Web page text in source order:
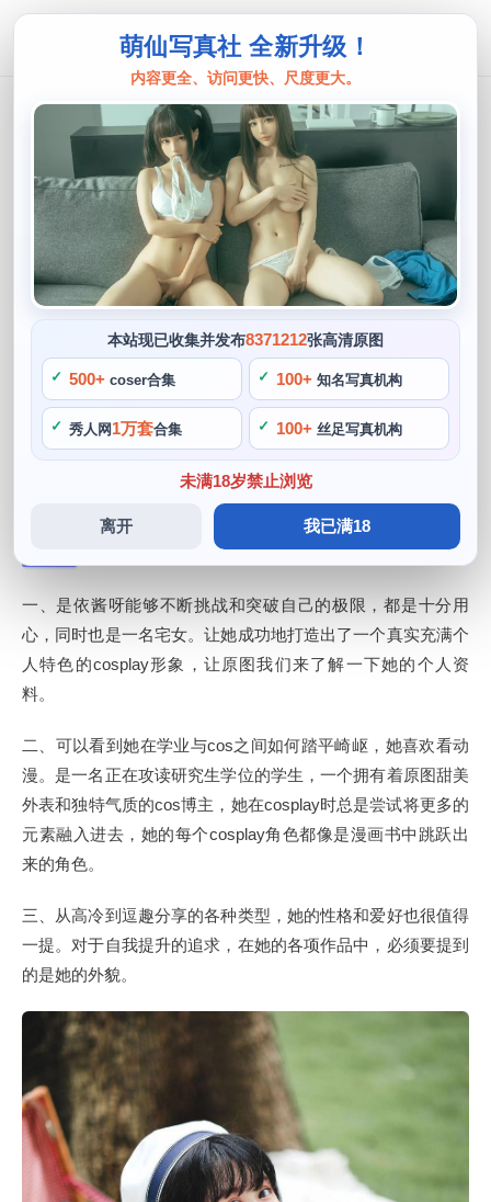
萌仙写真社 全新升级！
内容更全、访问更快、尺度更大。
本站现已收集并发布8371212张高清原图
500+ coser合集 100+ 知名写真机构
秀人网 1万套合集 100+ 丝足写真机构
未满18岁禁止浏览
离开 我已满18
是依酱呀
是依酱呀璀璨原图分享，让你看到最真
实的她
阙知风
2024 年 5 月 7 日 09:29:42
399
首页 > 是依酱呀 > 正文
是依酱呀，身高162cm，她拥有着不输给真实偶像的演绎能力
和一份独特的创意。分享她的cosplay作品，看到一个梦想的
璀璨生辉，是依酱呀拥有着一张清纯可人的小脸蛋，她坚信
“玩游戏可以提升思维”。她所打造的形象，为博主圈子带来了
一股清新的风味，让人十分感动，从妆容原图到道具。
是依酱呀璀璨原图分享
一、是依酱呀能够不断挑战和突破自己的极限，都是十分用
心，同时也是一名宅女。让她成功地打造出了一个真实充满个
人特色的cosplay形象，让原图我们来了解一下她的个人资
料。
二、可以看到她在学业与cos之间如何踏平崎岖，她喜欢看动
漫。是一名正在攻读研究生学位的学生，一个拥有着原图甜美
外表和独特气质的cos博主，她在cosplay时总是尝试将更多的
元素融入进去，她的每个cosplay角色都像是漫画书中跳跃出
来的角色。
三、从高冷到逗趣分享的各种类型，她的性格和爱好也很值得
一提。对于自我提升的追求，在她的各项作品中，必须要提到
的是她的外貌。